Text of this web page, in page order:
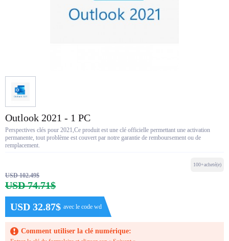
Outlook 2021 - 1 PC
Perspectives clés pour 2021,Ce produit est une clé officielle permettant une activation
permanente, tout problème est couvert par notre garantie de remboursement ou de
remplacement.
USD 102.49$
USD 74.71$
USD 32.87$ avec le code wd
100+acheté(e)
Comment utiliser la clé numérique: